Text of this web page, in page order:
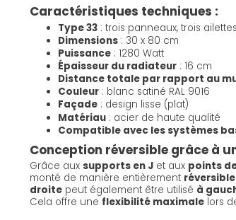
Caractéristiques techniques :
Type 33 : trois panneaux, trois
Dimensions : 30 x 80 cm
Puissance : 1280 Watt
Épaisseur du radiateur : 16 cm
Distance totale par rapport au
Couleur : blanc satiné RAL 9016
Façade : design lisse (plat)
Matériau : acier de haute qualité
Compatible avec les systèmes
Conception réversible grâce à
Grâce aux supports en J et aux points
monté de manière entièrement réversible
droite peut également être utilisé à
Cela offre une flexibilité maximale lors